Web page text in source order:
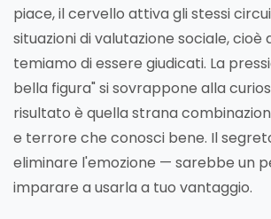
piace, il cervello attiva gli stessi
situazioni di valutazione sociale, cioè
temiamo di essere giudicati. La
bella figura" si sovrappone alla
risultato è quella strana
e terrore che conosci bene. Il
eliminare l'emozione — sarebbe un
imparare a usarla a tuo vantaggio.